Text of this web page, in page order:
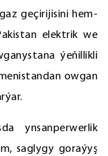
geçirijisini hem-
elektrik we
ýeňillikli
owgan
ynsanperwerlik
saglygy goraýyş